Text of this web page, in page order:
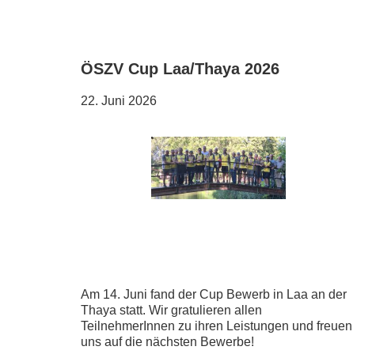
ÖSZV Cup Laa/Thaya 2026
22. Juni 2026
Am 14. Juni fand der Cup Bewerb in Laa an der
Thaya statt. Wir gratulieren allen
TeilnehmerInnen zu ihren Leistungen und freuen
uns auf die nächsten Bewerbe!